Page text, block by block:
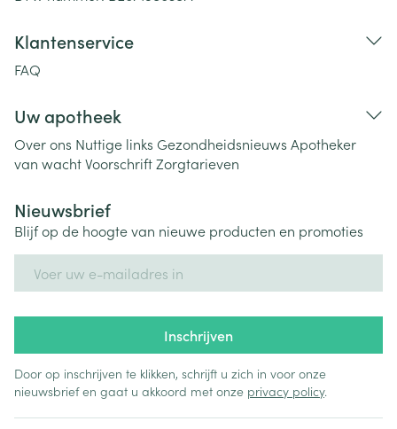
Klantenservice
FAQ
Uw apotheek
Over ons Nuttige links Gezondheidsnieuws Apotheker
van wachtVoorschriftZorgtarieven
Nieuwsbrief
Blijf op de hoogte van nieuwe producten en promoties
Inschrijven
Door op inschrijven te klikken, schrijft u zich in voor onze
nieuwsbrief en gaat u akkoord met onze privacy policy.